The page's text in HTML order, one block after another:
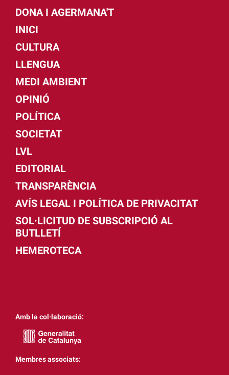
DONA I AGERMANA'T
INICI
CULTURA
LLENGUA
MEDI AMBIENT
OPINIÓ
POLÍTICA
SOCIETAT
LVL
EDITORIAL
TRANSPARÈNCIA
AVÍS LEGAL I POLÍTICA DE PRIVACITAT
SOL·LICITUD DE SUBSCRIPCIÓ AL
BUTLLETÍ
HEMEROTECA
Amb la col·laboració:
Membres associats: